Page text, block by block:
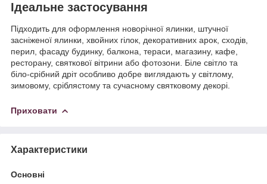
Ідеальне застосування
Підходить для оформлення новорічної ялинки, штучної
засніженої ялинки, хвойних гілок, декоративних арок, сходів,
перил, фасаду будинку, балкона, тераси, магазину, кафе,
ресторану, святкової вітрини або фотозони. Біле світло та
біло-срібний дріт особливо добре виглядають у світлому,
зимовому, сріблястому та сучасному святковому декорі.
Приховати
Характеристики
Основні